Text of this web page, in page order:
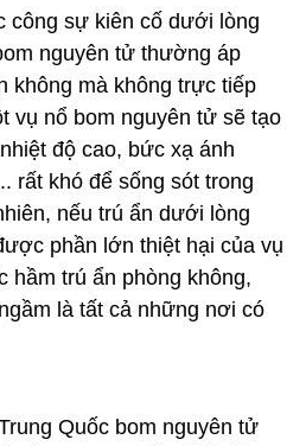
công sự kiên cố dưới lòng
nguyên tử thường áp
không mà không trực tiếp
vụ nổ bom nguyên tử sẽ tạo
độ cao, bức xạ ánh
rất khó để sống sót trong
nếu trú ẩn dưới lòng
phần lớn thiệt hại của vụ
hầm trú ẩn phòng không,
là tất cả những nơi có
Quốc bom nguyên tử